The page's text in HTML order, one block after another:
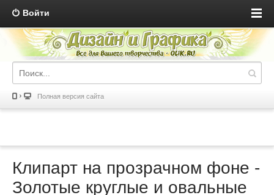
Войти
Полная версия сайта
Клипарт на прозрачном фоне -
Золотые круглые и овальные